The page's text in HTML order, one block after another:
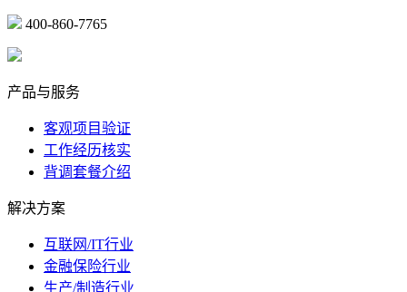
400-860-7765
产品与服务
客观项目验证
工作经历核实
背调套餐介绍
解决方案
互联网/IT行业
金融保险行业
生产/制造行业